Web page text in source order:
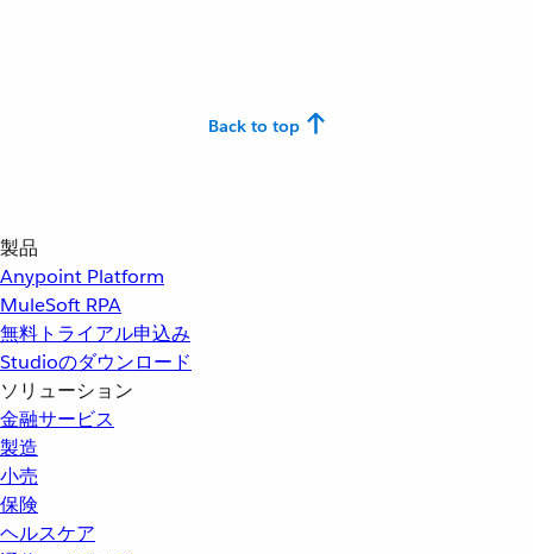
Back to top
製品
Anypoint Platform
MuleSoft RPA
無料トライアル申込み
Studioのダウンロード
ソリューション
金融サービス
製造
小売
保険
ヘルスケア